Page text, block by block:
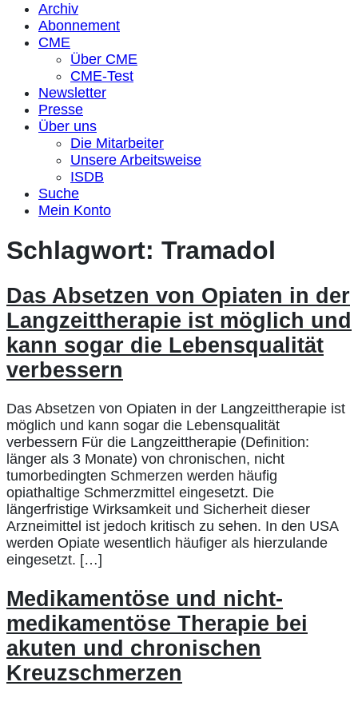
Archiv
Abonnement
CME
Über CME
CME-Test
Newsletter
Presse
Über uns
Die Mitarbeiter
Unsere Arbeitsweise
ISDB
Suche
Mein Konto
Schlagwort: Tramadol
Das Absetzen von Opiaten in der
Langzeittherapie ist möglich und
kann sogar die Lebensqualität
verbessern
Das Absetzen von Opiaten in der Langzeittherapie ist
möglich und kann sogar die Lebensqualität
verbessern Für die Langzeittherapie (Definition:
länger als 3 Monate) von chronischen, nicht
tumorbedingten Schmerzen werden häufig
opiathaltige Schmerzmittel eingesetzt. Die
längerfristige Wirksamkeit und Sicherheit dieser
Arzneimittel ist jedoch kritisch zu sehen. In den USA
werden Opiate wesentlich häufiger als hierzulande
eingesetzt. […]
Medikamentöse und nicht-
medikamentöse Therapie bei
akuten und chronischen
Kreuzschmerzen